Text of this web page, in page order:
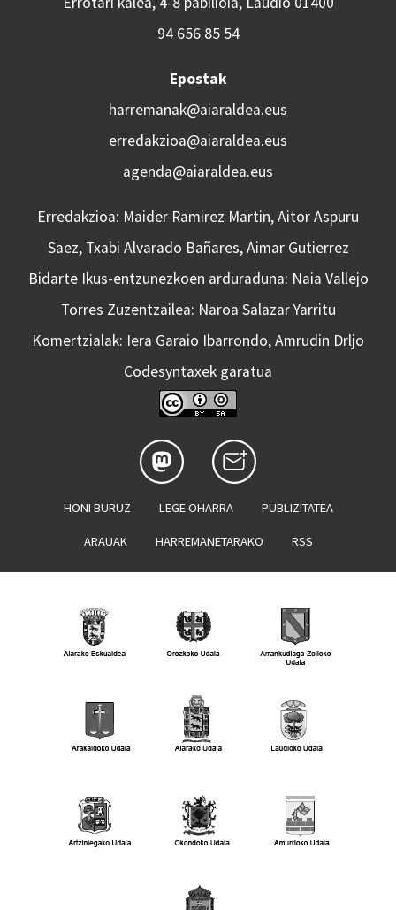
94 656 85 54
Epostak
harremanak@aiaraldea.eus
erredakzioa@aiaraldea.eus
agenda@aiaraldea.eus
Erredakzioa: Maider Ramirez Martin, Aitor Aspuru
Saez, Txabi Alvarado Bañares, Aimar Gutierrez
Bidarte Ikus-entzunezkoen arduraduna: Naia Vallejo
Torres Zuzentzailea: Naroa Salazar Yarritu
Komertzialak: Iera Garaio Ibarrondo, Amrudin Drljo
Codesyntaxek garatua
HONI BURUZ LEGE OHARRA PUBLIZITATEA
ARAUAK HARREMANETARAKO RSS